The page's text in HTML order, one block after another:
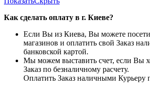
Как сделать оплату в г. Киеве?
Если Вы из Киева, Вы можете
магазинов и оплатить свой Заказ
банковской картой.
Мы можем выставить счет, если Вы
Заказ по безналичному расчету.
Оплатить Заказ наличными Курьеру